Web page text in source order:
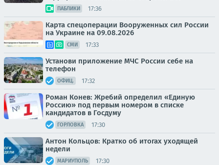
ПАБЛИКИ 17:36
Карта спецоперации Вооруженных сил России
на Украине на 09.08.2026
СМИ 17:33
Установи приложение МЧC России себe на
телефон
ОФИЦ. 17:32
Роман Конев: Жребий определил «Единую
Россию» под первым номером в списке
кандидатов в Госдуму
ГОРЛОВКА 17:30
Антон Кольцов: Кратко об итогах уходящей
недели
МАРИУПОЛЬ 17:30